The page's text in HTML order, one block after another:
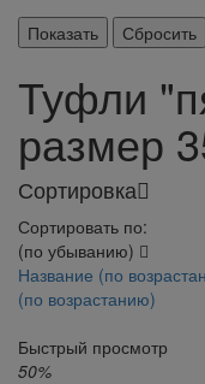
Туфли
размер
Сортировка
Сортировать по:
(по убыванию)
Название (по
(по возрастанию)
Быстрый просмотр
50%